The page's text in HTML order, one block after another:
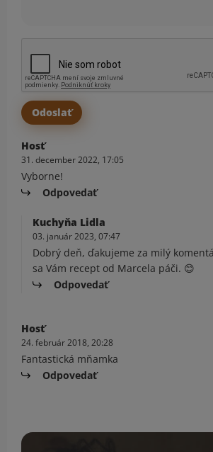
Hosť
31. december 2022, 17:05
Vyborne!
Odpovedať
Kuchyňa Lidla
03. január 2023, 07:47
Dobrý deň, ďakujeme za milý
sa Vám recept od Marcela páči. 😊
Odpovedať
Hosť
24. február 2018, 20:28
Fantastická mňamka
Odpovedať